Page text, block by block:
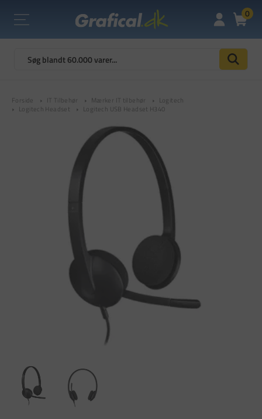
0
Forside IT Tilbehør Mærker IT tilbehør
Logitech
Logitech Headset
Logitech USB Headset H340